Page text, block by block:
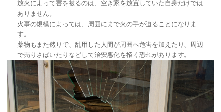
放火によって害を被るのは、空き家を放置していた自身だけでは
ありません。
火事の規模によっては、周囲にまで火の手が迫ることになりま
す。
薬物もまた然りで、乱用した人間が周囲へ危害を加えたり、周辺
で売りさばいたりなどして治安悪化を招く恐れがあります。